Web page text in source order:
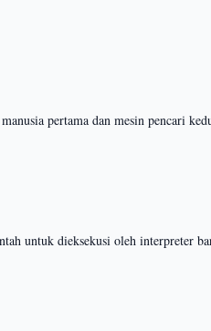
pertama dan mesin pencari
untuk dieksekusi oleh interpreter